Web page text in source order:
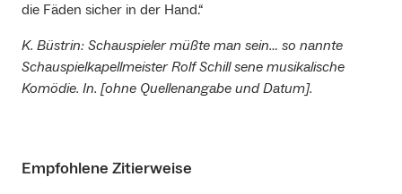
die Fäden sicher in der Hand.“
K. Büstrin: Schauspieler müßte man sein… so nannte
Schauspielkapellmeister Rolf Schill sene musikalische
Komödie. In. [ohne Quellenangabe und Datum].
Empfohlene Zitierweise